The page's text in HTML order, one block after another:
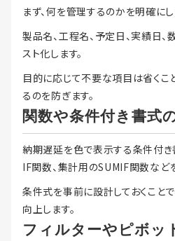
まず、何を管理するのかを明確にし
製品名、工程名、予定日、実績日、
スト化します。
目的に応じて不要な項目は省くこ
るのを防ぎます。
関数や条件付き書式
納期遅延を色で表示する条件付き
IF関数、集計用のSUMIF関数など
条件式を事前に設計しておくこと
向上します。
フィルターやピボッ